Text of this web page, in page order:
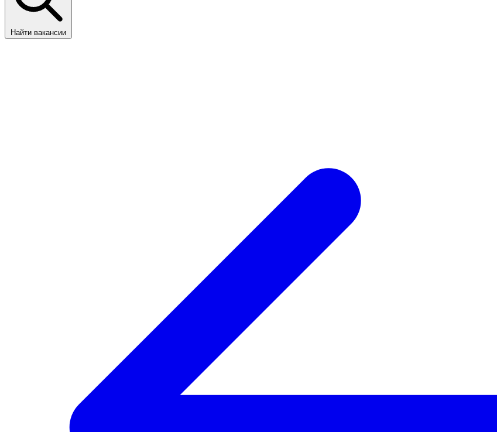
Найти вакансии